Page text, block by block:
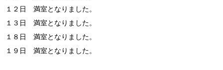
１２日 満室となりました。
１３日 満室となりました。
１８日 満室となりました。
１９日 満室となりました。